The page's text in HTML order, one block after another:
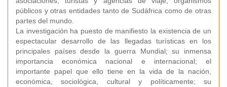
públicos y otras entidades tanto de Sudáfrica como de otras
partes del mundo.
La investigación ha puesto de manifiesto la existencia de un
espectacular desarrollo de las llegadas turísticas en los
principales países desde la guerra Mundial; su inmensa
importancia económica nacional e internacional; el
importante papel que ello tiene en la vida de la nación,
económica, sociológica, cultural y políticamente; su